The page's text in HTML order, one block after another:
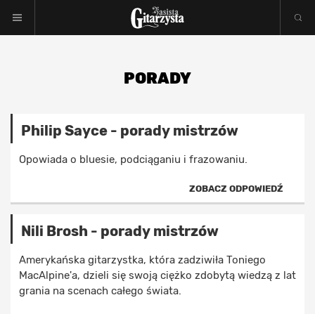
PORADY
Philip Sayce - porady mistrzów
Opowiada o bluesie, podciąganiu i frazowaniu.
ZOBACZ ODPOWIEDŹ
Nili Brosh - porady mistrzów
Amerykańska gitarzystka, która zadziwiła Toniego
MacAlpine'a, dzieli się swoją ciężko zdobytą wiedzą z lat
grania na scenach całego świata.